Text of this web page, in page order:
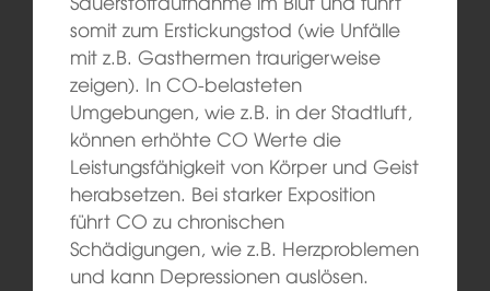
somit zum Erstickungstod (wie Unfälle
mit z.B. Gasthermen traurigerweise
zeigen). In CO-belasteten
Umgebungen, wie z.B. in der Stadtluft,
können erhöhte CO Werte die
Leistungsfähigkeit von Körper und Geist
herabsetzen. Bei starker Exposition
führt CO zu chronischen
Schädigungen, wie z.B. Herzproblemen
und kann Depressionen auslösen.